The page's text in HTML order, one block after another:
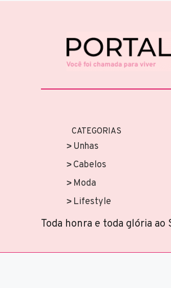
CATEGORIAS
Unhas
Cabelos
Moda
Lifestyle
Toda honra e toda glória ao